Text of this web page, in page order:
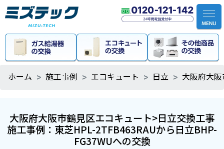
ホーム 施工事例 エコキュート 日立 大阪府大
大阪府大阪市鶴見区エコキュート>日立交換工事
施工事例：東芝HPL-2TFB463RAUから日立BHP-
FG37WUへの交換